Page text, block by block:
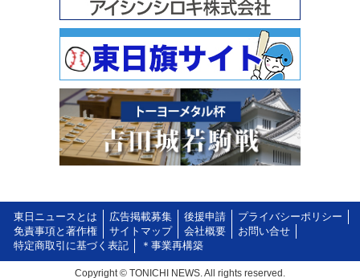
東日ニュースとは 広告掲載募集 後援申請
プライバシーポリシー
免責事項と著作権
サイトマップ 会社概要
お問い合せ
特定商取引に基づく表記
＊事業再構築
Copyright © TONICHI NEWS. All rights reserved.